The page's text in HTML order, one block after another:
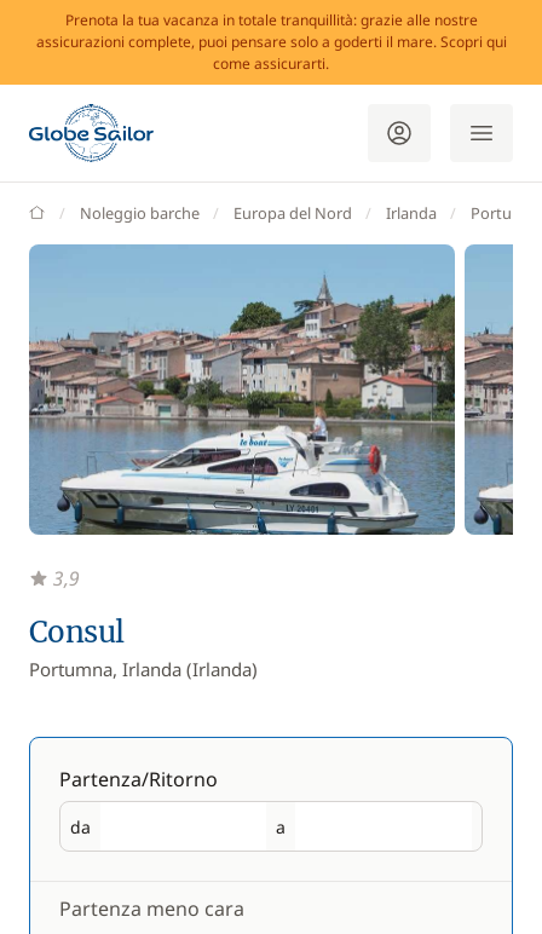
Prenota la tua vacanza in totale tranquillità: grazie alle nostre
assicurazioni complete, puoi pensare solo a goderti il mare. Scopri qui
come assicurarti.
GlobeSailor
Noleggio barche Europa del Nord Irlanda
Consul
Portumna, Irlanda (Irlanda)
3,9
Partenza/Ritorno
da
Partenza a
Ritorno
Partenza meno cara